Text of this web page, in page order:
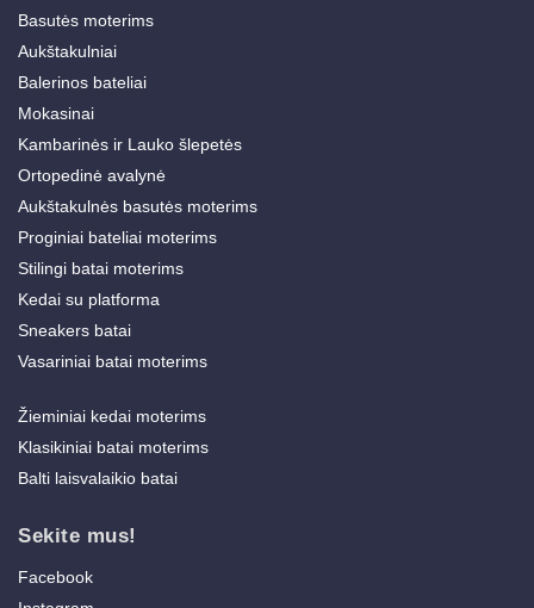
Basutės moterims
Aukštakulniai
Balerinos bateliai
Mokasinai
Kambarinės ir Lauko šlepetės
Ortopedinė avalynė
Aukštakulnės basutės moterims
Proginiai bateliai moterims
Stilingi batai moterims
Kedai su platforma
Sneakers batai
Vasariniai batai moterims
Žieminiai kedai moterims
Klasikiniai batai moterims
Balti laisvalaikio batai
Sekite mus!
Facebook